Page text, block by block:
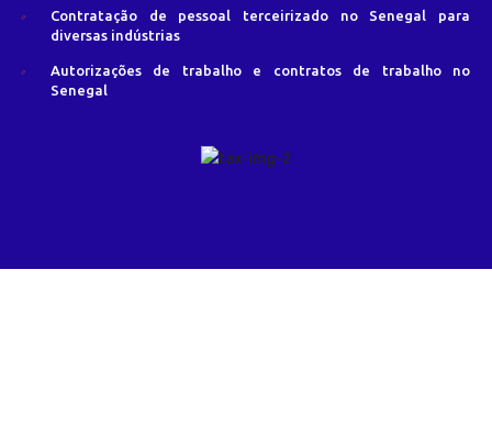
Contratação de pessoal terceirizado no Senegal para
diversas indústrias
Autorizações de trabalho e contratos de trabalho no
Senegal